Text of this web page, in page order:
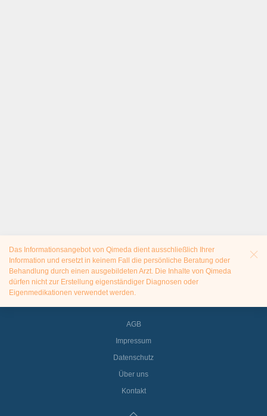
Das Informationsangebot von Qimeda dient ausschließlich Ihrer
Information und ersetzt in keinem Fall die persönliche Beratung oder
Behandlung durch einen ausgebildeten Arzt. Die Inhalte von Qimeda
dürfen nicht zur Erstellung eigenständiger Diagnosen oder
Eigenmedikationen verwendet werden.
AGB
Impressum
Datenschutz
Über uns
Kontakt